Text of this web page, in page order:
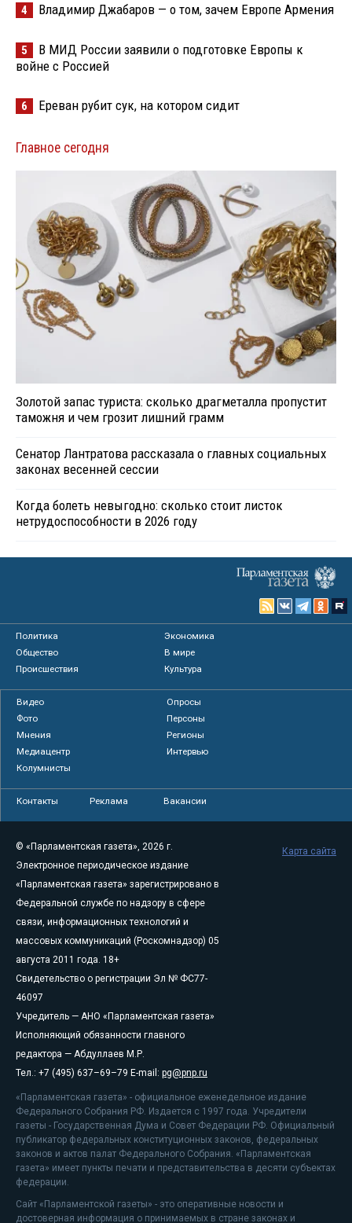
4 Владимир Джабаров — о том, зачем Европе Армения
5
В МИД России заявили о подготовке Европы к
войне с Россией
6 Ереван рубит сук, на котором сидит
Главное сегодня
Золотой запас туриста: сколько драгметалла пропустит
таможня и чем грозит лишний грамм
Сенатор Лантратова рассказала о главных социальных
законах весенней сессии
Когда болеть невыгодно: сколько стоит листок
нетрудоспособности в 2026 году
Политика
Экономика
Общество
В мире
Происшествия
Культура
Видео
Опросы
Фото
Персоны
Мнения
Регионы
Медиацентр
Интервью
Колумнисты
Контакты Реклама Вакансии
© «Парламентская газета», 2026 г.
Электронное периодическое издание
«Парламентская газета» зарегистрировано в
Федеральной службе по надзору в сфере
связи, информационных технологий и
массовых коммуникаций (Роскомнадзор) 05
августа 2011 года. 18+
Свидетельство о регистрации Эл № ФС77-
46097
Учредитель — АНО «Парламентская газета»
Исполняющий обязанности главного
редактора — Абдуллаев М.Р.
Тел.: +7 (495) 637–69–79 E-mail: pg@pnp.ru
«Парламентская газета» - официальное еженедельное издание
Федерального Собрания РФ. Издается с 1997 года. Учредители
газеты - Государственная Дума и Совет Федерации РФ. Официальный
публикатор федеральных конституционных законов, федеральных
законов и актов палат Федерального Собрания. «Парламентская
газета» имеет пункты печати и представительства в десяти субъектах
федерации.
Сайт «Парламентской газеты» - это оперативные новости и
достоверная информация о принимаемых в стране законах и
Карта сайта